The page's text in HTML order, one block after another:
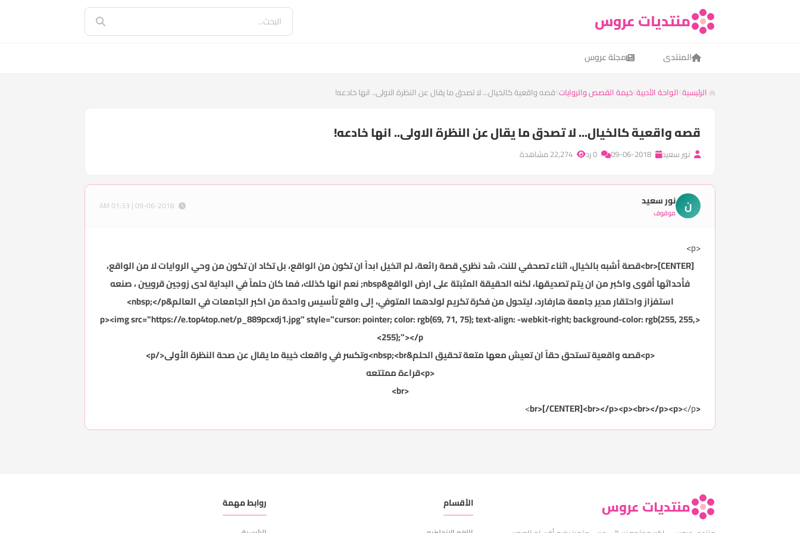
منتديات عروس
المنتدى مجلة عروس
الرئيسية الواحة الأدبية خيمة القصص والروايات قصه واقعية كالخيال... لا تصدق ما يقال عن النظرة الاولى.. انها خادعه!
قصه واقعية كالخيال... لا تصدق ما يقال عن النظرة الاولى.. انها خادعه!
نور سعيد
ن نور سعيد
موقوف
<p>
[CENTER]<br>
قصة أشبه بالخيال، اثناء تصحفي للنت، شد نظري قصة رائعة، لم اتخيل ابداً ان تكون من الواقع، بل تكاد ان تكون من وحي الروايات لا من الواقع،
فأحداثها أقوى واكبر من ان يتم تصديقها، لكنه الحقيقة المثبتة على ارض الواقع&nbsp; نعم انها كذلك، فما كان حلماً في البداية لدى زوجين قرويين ، صنعه
استفزاز واحتقار مدير جامعة هارفارد، ليتحول من فكرة تكريم لولدهما المتوفي، إلى واقع تأسيس واحدة من اكبر الجامعات في العالم&nbsp;</p>
<p><img src="https://e.top4top.net/p_889pcxdj1.jpg" style="cursor: pointer; color: rgb(69, 71, 75); text-align: -webkit-right; background-color: rgb(255, 255,
255);"></p>
<p>قصه واقعية تستحق حقاً ان تعيش معها متعة تحقيق الحلم&nbsp;<br>وتكسر في واقعك خيبة ما يقال عن صحة النظرة الأولى</p>
<p> قراءة ممتتعه
<br>
<br>[/CENTER]<br></p><p><br></p><p>
</p>
منتديات عروس الأقسام روابط مهمة